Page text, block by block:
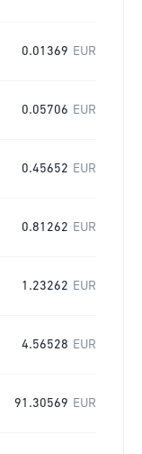
0.01369 EUR
0.05706 EUR
0.45652 EUR
0.81262 EUR
1.23262 EUR
4.56528 EUR
91.30569 EUR